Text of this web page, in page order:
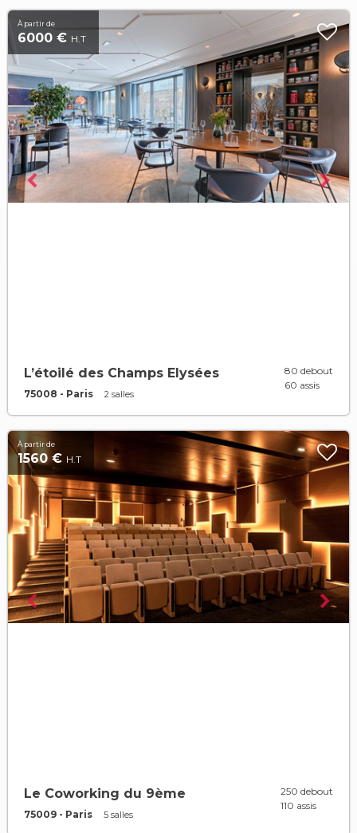
À partir de
6000 € H.T
L’étoilé des Champs Elysées
75008 - Paris 2 salles
80 debout
60 assis
À partir de
1560 € H.T
Le Coworking du 9ème
75009 - Paris 5 salles
250 debout
110 assis